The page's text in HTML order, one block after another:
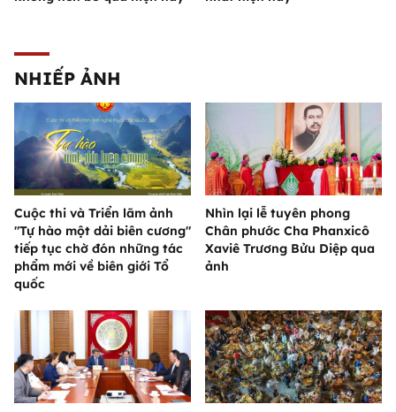
NHIẾP ẢNH
Cuộc thi và Triển lãm ảnh
"Tự hào một dải biên cương"
tiếp tục chờ đón những tác
phẩm mới về biên giới Tổ
quốc
Nhìn lại lễ tuyên phong
Chân phước Cha Phanxicô
Xaviê Trương Bửu Diệp qua
ảnh